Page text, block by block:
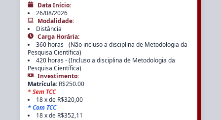
Data Início:
26/08/2026
Modalidade:
Distância
Carga Horária:
360 horas - (Não incluso a disciplina de Metodologia da
Pesquisa Científica)
420 horas - (Incluso a disciplina de Metodologia da
Pesquisa Científica)
Investimento:
Matrícula: R$250.00
*Sem TCC
18 x de R$320,00
*Com TCC
18 x de R$352,11